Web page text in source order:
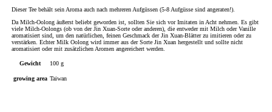
Dieser Tee behält sein Aroma auch nach mehreren Aufgüssen (5-8 Aufgüsse sind angeraten!).
Da Milch-Oolong äußerst beliebt geworden ist, sollten Sie sich vor Imitaten in Acht nehmen. Es gibt
viele Milch-Oolongs (ob von der Jin Xuan-Sorte oder anderen), die entweder mit Milch oder Vanille
aromatisiert sind, um den natürlichen, feinen Geschmack der Jin Xuan-Blätter zu imitieren oder zu
verstärken. Echter Milk Oolong wird immer aus der Sorte Jin Xuan hergestellt und sollte nicht
aromatisiert oder mit zusätzlichen Aromen angereichert werden.
Gewicht 100 g
growing area Taiwan